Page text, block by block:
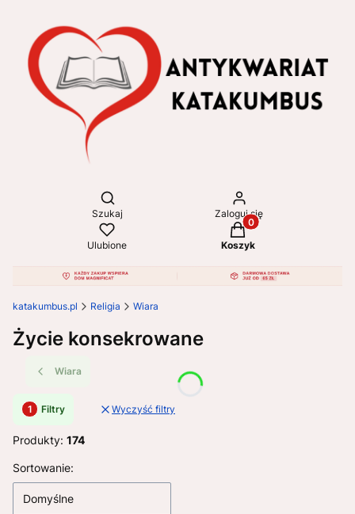
Otwórz wyszukiwarkę
Szukaj Zaloguj się
Ulubione
Produkty w koszyku:
Koszyk
katakumbus.pl Religia Wiara
Życie konsekrowane
Wiara
Filtry Wyczyść filtry
Produkty: 174
Lista produktów
Sortowanie:
Domyślne